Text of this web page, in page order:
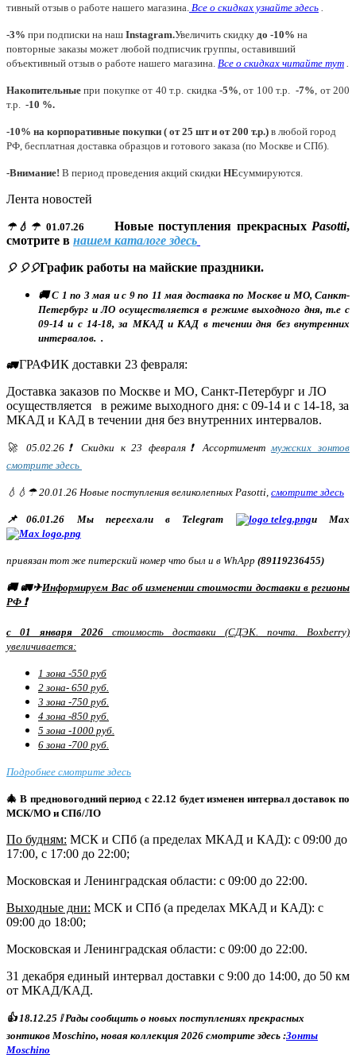
тивный отзыв о работе нашего магазина. Все о скидках узнайте здесь
-3% при подписки на наш Instagram.Увеличить скидку до -10% на
повторные заказы может любой подписчик группы, оставивший
объективный отзыв о работе нашего магазина. Все о скидках читайте тут
Накопительные при покупке от 40 т.р. скидка -5% , от 100 т.р.-7% , от 200
т.р. -10 %.
-10% на корпоративные покупки ( от 25 шт и от 200 т.р.) в любой город
РФ, бесплатная доставка образцов и готового заказа (по Москве и СПб).
-Внимание! В период проведения акций скидки НЕсуммируются.
Лента новостей
☂💧☂ 01.07.26 Новые поступления прекрасных Pasotti,
смотрите в нашем каталоге здесь
🎈 🎈🎈График работы на майские праздники.
🚚 С 1 по 3 мая и с 9 по 11 мая доставка по Москве и МО, Санкт-
Петербург и ЛО осуществляется в режиме выходного дня, т.е с
09-14 и с 14-18, за МКАД и КАД в течении дня без внутренних
интервалов. .
🚛ГРАФИК доставки 23 февраля:
Доставка заказов по Москве и МО, Санкт-Петербург и ЛО
осуществляется в режиме выходного дня: с 09-14 и с 14-18, за
МКАД и КАД в течении дня без внутренних интервалов.
🚀 05.02.26❗ Скидки к 23 февраля❗ Ассортимент мужских зонтов
смотрите здесь
💧💧☂ 20.01.26 Новые поступления великолепных Pasotti, смотрите здесь
📌06.01.26 Мы переехали в Telegram и Max
привязан тот же питерский номер что был и в WhApp (89119236455)
🚚 🚛✈Информируем Вас об изменении стоимости доставки в регионы
РФ ❗
с 01 января 2026 стоимость доставки (СДЭК. почта. Boxberry)
увеличивается:
1 зона -550 руб
2 зона- 650 руб.
3 зона -750 руб.
4 зона -850 руб.
5 зона -1000 руб.
6 зона -700 руб.
Подробнее смотрите здесь
🎄 В предновогодний период с 22.12 будет изменен интервал доставок по
МСК/МО и СПб/ЛО
По будням: МСК и СПб (а пределах МКАД и КАД): с 09:00 до
17:00, с 17:00 до 22:00;
Московская и Ленинградская области: с 09:00 до 22:00.
Выходные дни: МСК и СПб (а пределах МКАД и КАД): с
09:00 до 18:00;
Московская и Ленинградская области: с 09:00 до 22:00.
31 декабря единый интервал доставки с 9:00 до 14:00, до 50 км
от МКАД/КАД.
👍18.12.25 ❕ Рады сообщить о новых поступлениях прекрасных
зонтиков Moschino, новая коллекция 2026 смотрите здесь :Зонты
Moschino